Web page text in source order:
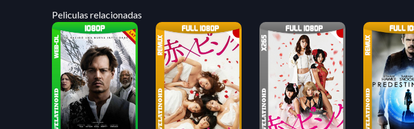
Peliculas relacionadas